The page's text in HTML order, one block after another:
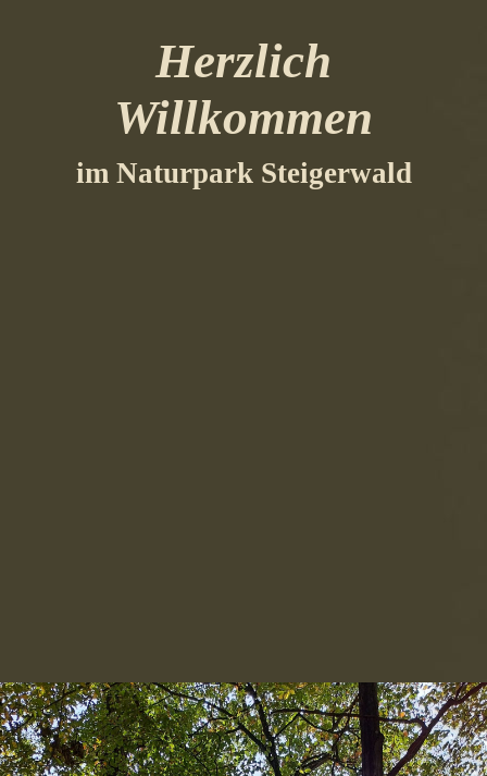
Herzlich
Willkommen
im Naturpark Steigerwald